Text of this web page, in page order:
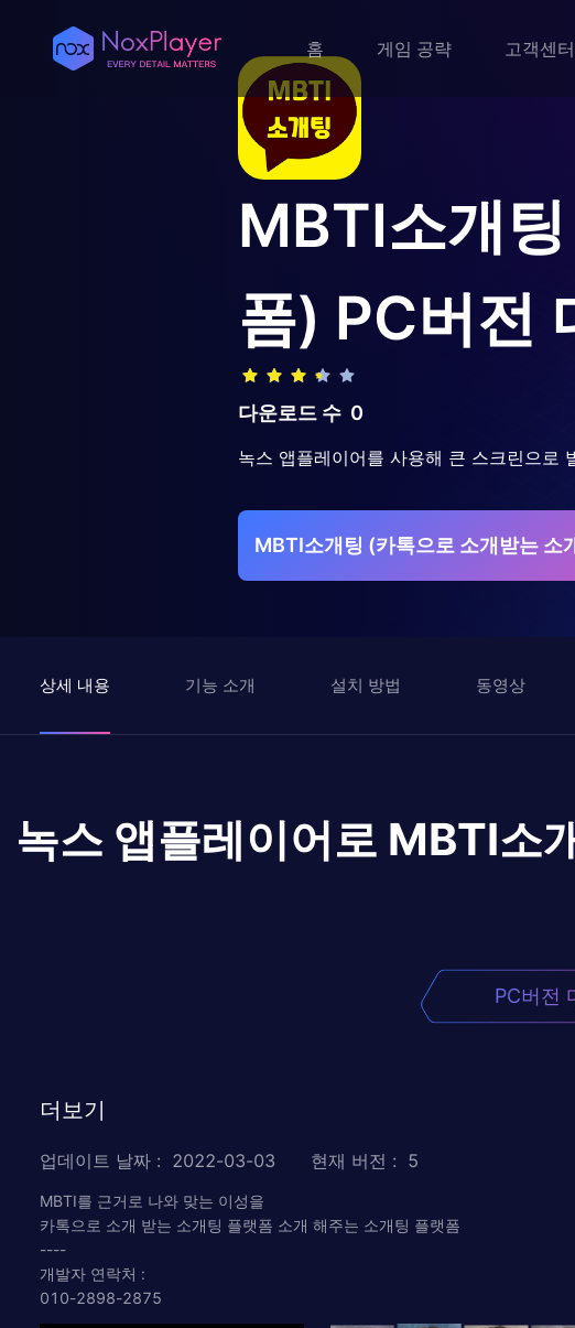
홈 게임 공략 고객센
MBTI소개
폼) PC버전
다운로드 수 0
녹스 앱플레이어를 사용해 큰 스크린으로
MBTI소개팅 (카톡으로 소개받는 소
상세 내용 기능 소개 설치 방법 동영상
녹스 앱플레이어로 MBTI소
PC버전
더보기
업데이트 날짜 : 2022-03-03 현재 버전 : 5
MBTI를 근거로 나와 맞는 이성을
카톡으로 소개 받는 소개팅 플랫폼 소개 해주는 소개팅 플랫폼
----
개발자 연락처 :
010-2898-2875